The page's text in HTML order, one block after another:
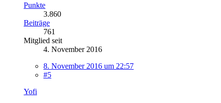
Punkte
3.860
Beiträge
761
Mitglied seit
4. November 2016
8. November 2016 um 22:57
#5
Yofi